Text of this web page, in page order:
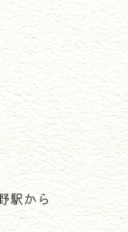
駅から